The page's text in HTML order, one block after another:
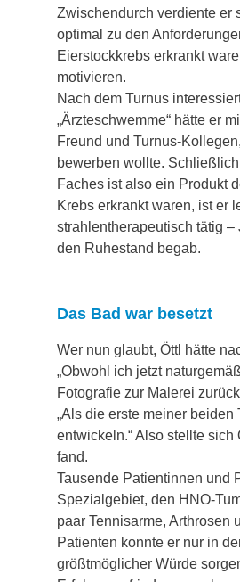
Zwischendurch verdiente er
optimal zu den
Eierstockkrebs erkrankt
motivieren.
Nach dem Turnus
„Ärzteschwemme“ hätte er
Freund und Turnus-
bewerben wollte.
Faches ist also ein Produkt
Krebs erkrankt waren, ist er
strahlentherapeutisch tätig
den Ruhestand begab.
Das Bad war besetzt
Wer nun glaubt, Öttl hätte
„Obwohl ich jetzt
Fotografie zur Malerei
„Als die erste meiner
entwickeln.“ Also stellte
fand.
Tausende Patientinnen und
Spezialgebiet, den HNO-
paar Tennisarme, Arthrosen
Patienten konnte er nur in
größtmöglicher Würde